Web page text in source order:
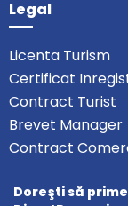
Legal
Licenta Turism
Certificat
Contract Turist
Brevet Manager
Contract
Doreşti să